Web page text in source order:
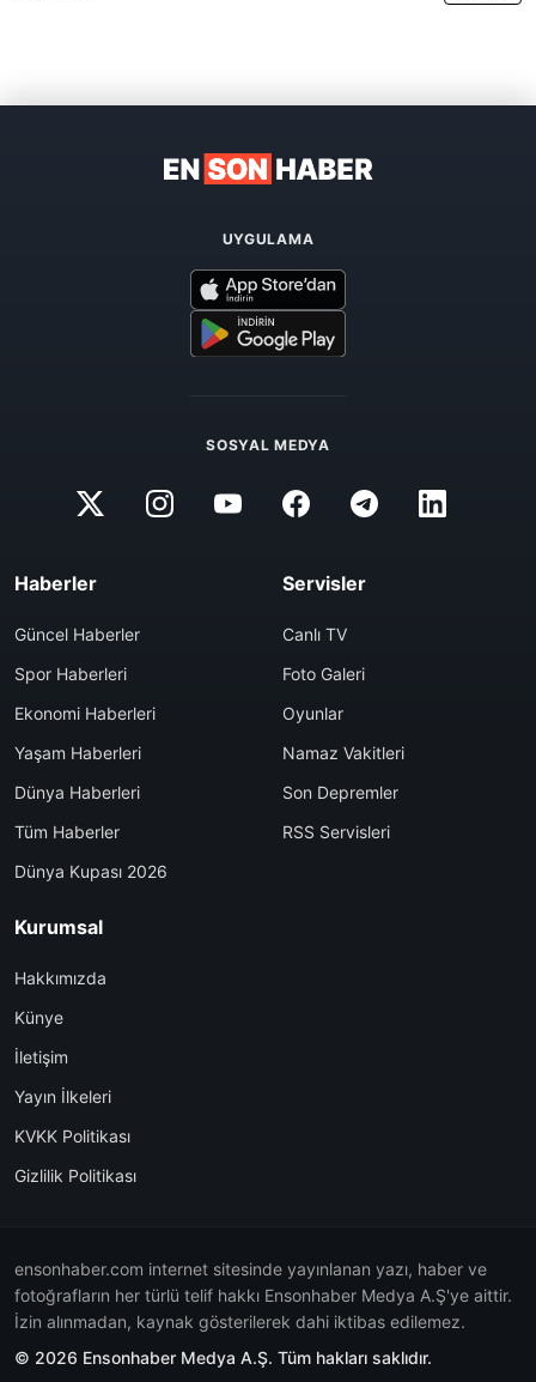
UYGULAMA
SOSYAL MEDYA
Haberler
Güncel Haberler
Spor Haberleri
Ekonomi Haberleri
Yaşam Haberleri
Dünya Haberleri
Tüm Haberler
Dünya Kupası 2026
Servisler
Canlı TV
Foto Galeri
Oyunlar
Namaz Vakitleri
Son Depremler
RSS Servisleri
Kurumsal
Hakkımızda
Künye
İletişim
Yayın İlkeleri
KVKK Politikası
Gizlilik Politikası
ensonhaber.com internet sitesinde yayınlanan yazı, haber ve
fotoğrafların her türlü telif hakkı Ensonhaber Medya A.Ş'ye aittir.
İzin alınmadan, kaynak gösterilerek dahi iktibas edilemez.
© 2026 Ensonhaber Medya A.Ş. Tüm hakları saklıdır.